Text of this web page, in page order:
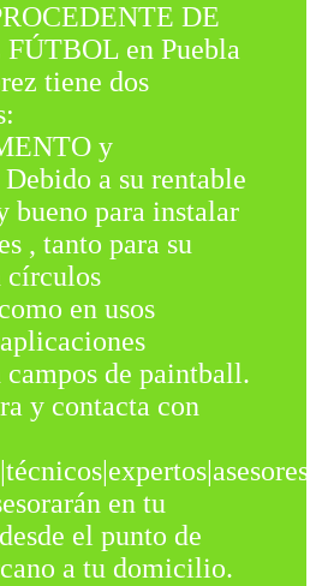
DE
en Puebla
tiene dos
y
a su rentable
bueno para instalar
, tanto para su
círculos
en usos
campos de paintball.
y contacta con
en tu
el punto de
a tu domicilio.